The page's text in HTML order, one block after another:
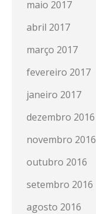
maio 2017
abril 2017
março 2017
fevereiro 2017
janeiro 2017
dezembro 2016
novembro 2016
outubro 2016
setembro 2016
agosto 2016